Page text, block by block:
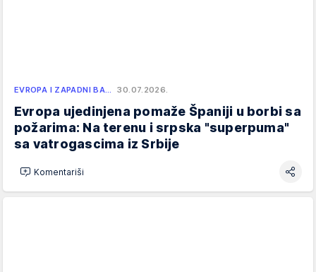
EVROPA I ZAPADNI BA… 30.07.2026.
Evropa ujedinjena pomaže Španiji u borbi sa
požarima: Na terenu i srpska "superpuma"
sa vatrogascima iz Srbije
Komentariši